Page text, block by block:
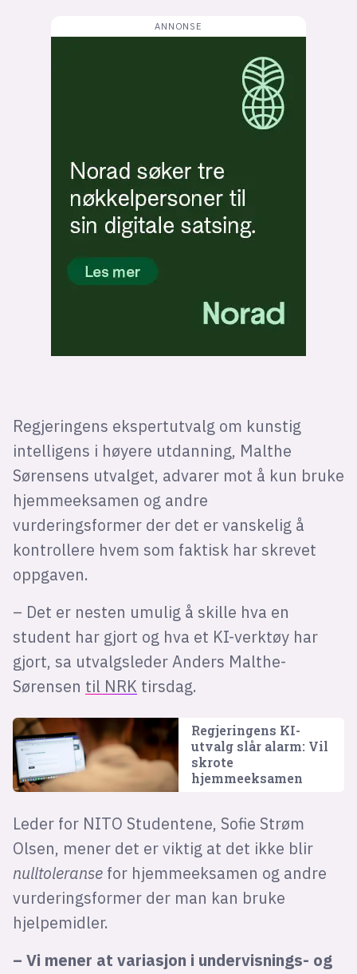
Regjeringens ekspertutvalg om kunstig
intelligens i høyere utdanning, Malthe
Sørensens utvalget, advarer mot å kun bruke
hjemmeeksamen og andre
vurderingsformer der det er vanskelig å
kontrollere hvem som faktisk har skrevet
oppgaven.
– Det er nesten umulig å skille hva en
student har gjort og hva et KI-verktøy har
gjort, sa utvalgsleder Anders Malthe-
Sørensen til NRK tirsdag.
Regjeringens KI-
utvalg slår alarm: Vil
skrote
hjemmeeksamen
Leder for NITO Studentene, Sofie Strøm
Olsen, mener det er viktig at det ikke blir
nulltoleranse for hjemmeeksamen og andre
vurderingsformer der man kan bruke
hjelpemidler.
– Vi mener at variasjon i undervisnings- og